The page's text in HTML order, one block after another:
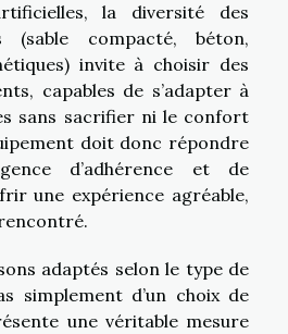
la diversité des
(sable compacté, béton,
invite à choisir des
capables de s’adapter à
sans sacrifier ni le confort
doit donc répondre
d’adhérence et de
une expérience agréable,
adaptés selon le type de
simplement d’un choix de
une véritable mesure